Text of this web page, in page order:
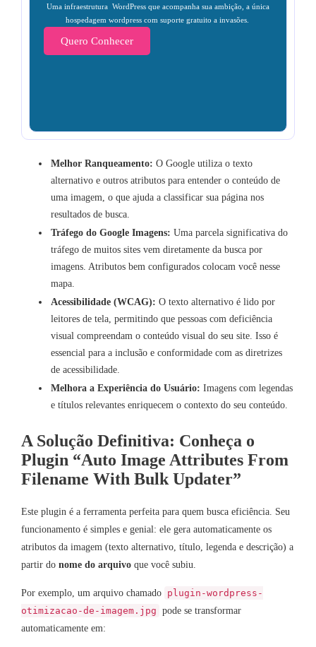
Uma infraestrutura WordPress que acompanha sua ambição, a única
hospedagem wordpress com suporte gratuito a invasões.
Quero Conhecer
Melhor Ranqueamento: O Google utiliza o texto
alternativo e outros atributos para entender o conteúdo de
uma imagem, o que ajuda a classificar sua página nos
resultados de busca.
Tráfego do Google Imagens: Uma parcela significativa do
tráfego de muitos sites vem diretamente da busca por
imagens. Atributos bem configurados colocam você nesse
mapa.
Acessibilidade (WCAG): O texto alternativo é lido por
leitores de tela, permitindo que pessoas com deficiência
visual compreendam o conteúdo visual do seu site. Isso é
essencial para a inclusão e conformidade com as diretrizes
de acessibilidade.
Melhora a Experiência do Usuário: Imagens com legendas
e títulos relevantes enriquecem o contexto do seu conteúdo.
A Solução Definitiva: Conheça o
Plugin “Auto Image Attributes From
Filename With Bulk Updater”
Este plugin é a ferramenta perfeita para quem busca eficiência. Seu
funcionamento é simples e genial: ele gera automaticamente os
atributos da imagem (texto alternativo, título, legenda e descrição) a
partir do nome do arquivo que você subiu.
Por exemplo, um arquivo chamado plugin-wordpress-
otimizacao-de-imagem.jpg pode se transformar
automaticamente em: